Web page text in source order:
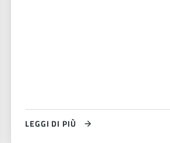
LEGGI DI PIÙ